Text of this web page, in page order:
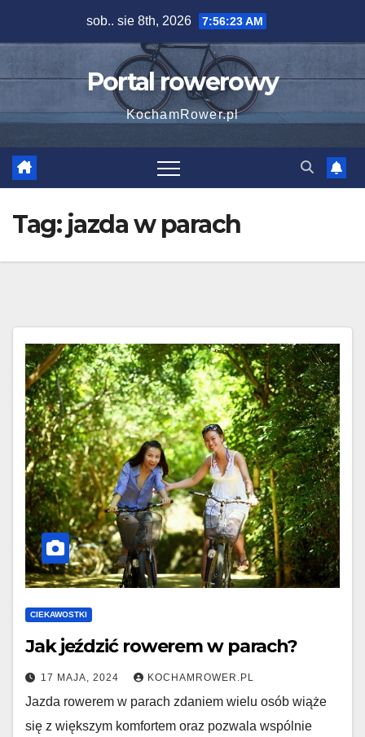
sob.. sie 8th, 2026 7:56:24 AM
Portal rowerowy
KochamRower.pl
Tag: jazda w parach
CIEKAWOSTKI
Jak jeździć rowerem w parach?
17 MAJA, 2024 KOCHAMROWER.PL
Jazda rowerem w parach zdaniem wielu osób wiąże
się z większym komfortem oraz pozwala wspólnie